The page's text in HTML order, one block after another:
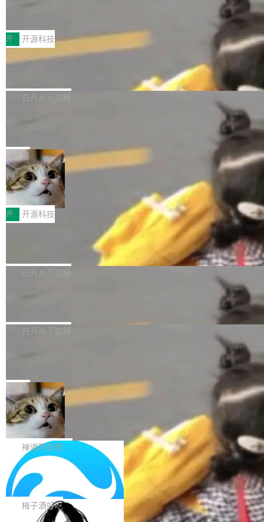
一，界面错位。他说这个问题"两年前就发现了，
至今没变"。 数据流方面，Manshin 指出 SwiftU
I 的属性包装器演进史...
AI 聊天功能（添加了一些快捷键）</span></li>
<li><span style="color:#000000">新增了始终
在新 SQL 控制台中打开 AI 生成的脚本的功能</
span></li> <li><span style="color:#000000...
2026卫星活动——第二届多语种对话语音语言模
型挑战赛 （Multilingual Conversational Speec
h Language Model Challenge，MLC-SLM）T
ask 1赛道中，传音TEX AI中心语音算法团队以
自主研发的说话人归属多语种自动语音识别系统
化系统等关键方向的系统性技术实力。 本届赛事
聚焦多语言对话语音模型面临的关键技术挑战，
共吸引来自全球工业界与学术界的1...
开 开源科技
Qwen3.8-Max 发布，下周开源 Qwen3.
千问大模型宣布正式推出 Qwen 家族迄今最强大
的模型 Qwen3.8-Max，也是其首个 Max 规模
5 的架构基础构建，参数规模扩展至 2.4 万亿，
激活参数95B，支持100万上下文Tokens，在编
程、办公、科研以及长周期任务等方面实现了全
面提升。它不仅能应对更具挑战性的问题，还能
更可靠地端到端完成复杂任务，输出值得信赖的
成果。 全球开发者都可通过千问 AI 平台获得 Q
wen3.8 的 API 服务：国内每百万 Tok...
白开水不加糖
态生成模型，能生成带原生立体声的 2K 视频。
没有发布会，没有预告，直接扔了篇文章出来，
权重已经上传至 Hugging Face。 去年国内的视
频生成模型还在追 Runway 和 Pika 的参数，今
天 MiniMax H3 从架构到许可都摆上台面了。一
个模型，三个模块，两个开源。 H3 由三个模块
组成：H3-Context-IR 负责多模态指令理解和编
排（闭源，提供 API）；H3-Base 是核心生成模
型，33B 参数，负责 768p 音视频生成（开
局
DeepSeek-V4-Flash正式版API上线超
算互联网
近日，DeepSeek-V4-Flash 正式版 API 开启公
开测试。国家超算互联网正式上线 DeepSeek-V
4-Flash 正式版（DeepSeek-V4-Flash-0731）
模型 API 调用服务和模型文件。 DeepSeek-V4-
Flash-0731 经过大量后训练工作，智能体能力
大幅增强，指令遵循能力大幅增强。在多项基准
模型 API 调用服务，用户无需繁琐环境配置，一
开 开源科技
Docker 29.7.1 现已发布，具体更新内容如下：
Bug fixes and enhancements 修复了一个回归
绝遍历绝对符号链接的容器路径，例如/var/run -
更新说明：https://github.com/moby/...
白开水不加糖
计语言和 React 组件库。Ant Design 6.5.3 现
ut.OTP 的 mask 为 true 时仍显示原始值的问
题。#58805 修复 Input.TextArea 调整大小手柄
在触摸设备上显示为小圆点的问题。#58812 Ty
pography 优化 Typography 省略提示在大列表
中的渲染性能。#58806 修复 Typography...
白开水不加糖
比它便宜的。 Artificial Analysis 更新了 DeepS
eek V4 Flash 0731 的完整评测。一张 Intellige
nce Index vs Cost per Task 的散点图上，13
个模型排成一列，V4 Flash 贴着底部：$0.03
一次任务。 V4 Flash 的 Intelligence Index 得
分 50，在 101 个模型中排第 3。排在它前面
的：Claude Opus 5（61 分）、Claude Fable
5（60 分）、GPT-5.6 Sol（59 分）、Kimi K3
（57 分）、Grok 4...
局
禅道开源版 22.4 发布，内置 DevOps4.
0 正式版，提供从代码提交到交付的全
生命周期的管理能力
大家好， 禅道开源版22.4发布啦！本次发布我们
带来了DevOps4.0系列的首个正式版本。 DevO
ps4.0内置与禅道DevOps专业版同源的代码管理
核心，依托于全自研的GitFox代码托管引擎，我
们提供了从代码提交到交付的全生命周期的管理
能力。同时，我们 对禅道DevOps现有底层代码
进行了革命性的重构，为后续AI辅助编程、智能
Solon 的 10 种 HTTP 服务器：改一行
依赖，换一个引擎
用 Solon 做线上项目有一阵子了，有个点总让新
接触的人觉得意外：服务器引擎是让你选的。 S
olon 内核约 0.3MB，不内置固定的 HTTP 服务
梅子酒好吃